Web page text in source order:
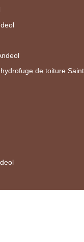
de toiture Saint